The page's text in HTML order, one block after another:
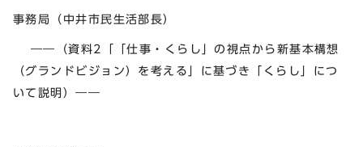
事務局（中井市民生活部長）
――（資料2「「仕事・くらし」の視点から新基本構想
（グランドビジョン）を考える」に基づき「くらし」につ
いて説明）――